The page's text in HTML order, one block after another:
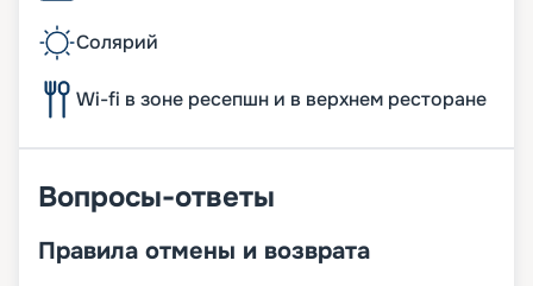
Солярий
Wi-fi в зоне ресепшн и в верхнем ресторане
Вопросы-ответы
Правила отмены и возврата